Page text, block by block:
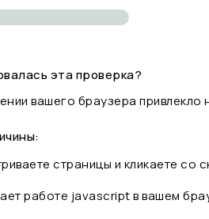
эта проверка?
вашего браузера привлекло
страницы и кликаете
работе javascript в вашем